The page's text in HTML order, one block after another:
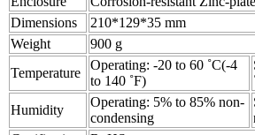
Dimensions
210*129*35 mm
Weight
900 g
Temperature
Operating: -20 to 60 ˚C(-4
to 140 ˚F)
Humidity
Operating: 5% to 85% non-
condensing